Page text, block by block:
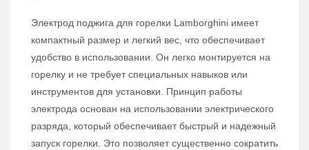
Электрод поджига для горелки Lamborghini имеет
компактный размер и легкий вес, что обеспечивает
удобство в использовании. Он легко монтируется на
горелку и не требует специальных навыков или
инструментов для установки. Принцип работы
электрода основан на использовании электрического
разряда, который обеспечивает быстрый и надежный
запуск горелки. Это позволяет существенно сократить